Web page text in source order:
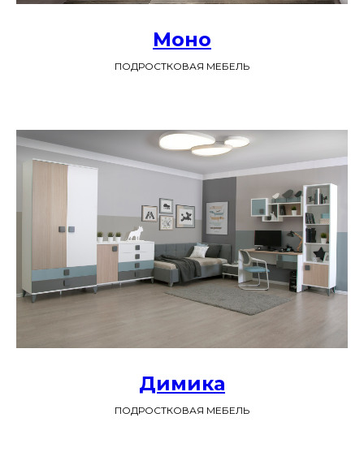
Моно
ПОДРОСТКОВАЯ МЕБЕЛЬ
Димика
ПОДРОСТКОВАЯ МЕБЕЛЬ